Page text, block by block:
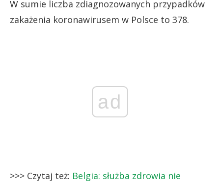
W sumie liczba zdiagnozowanych przypadków
zakażenia koronawirusem w Polsce to 378.
ad
>>> Czytaj też: Belgia: służba zdrowia nie